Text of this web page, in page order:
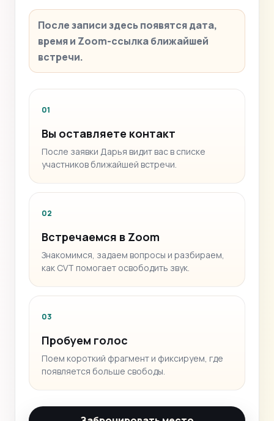
После записи здесь появятся дата,
время и Zoom-ссылка ближайшей
встречи.
01
Вы оставляете контакт
После заявки Дарья видит вас в списке
участников ближайшей встречи.
02
Встречаемся в Zoom
Знакомимся, задаем вопросы и разбираем,
как CVT помогает освободить звук.
03
Пробуем голос
Поем короткий фрагмент и фиксируем, где
появляется больше свободы.